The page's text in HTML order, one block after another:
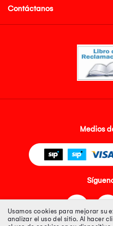
Contáctanos
Medios
Usamos cookies para mejorar su
analizar el uso del sitio. Al hacer